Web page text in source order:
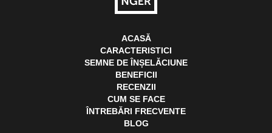
ACASĂ
CARACTERISTICI
SEMNE DE ÎNȘELĂCIUNE
BENEFICII
RECENZII
CUM SE FACE
ÎNTREBĂRI FRECVENTE
BLOG